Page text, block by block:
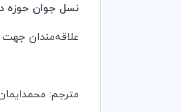
نسل جوان حوزه
علاقهمندان جهت
مترجم: